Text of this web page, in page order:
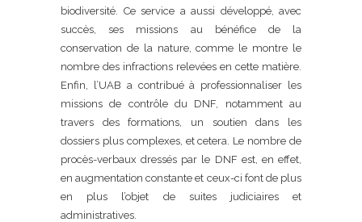
biodiversité. Ce service a aussi développé, avec
succès, ses missions au bénéfice de la
conservation de la nature, comme le montre le
nombre des infractions relevées en cette matière.
Enfin, l’UAB a contribué à professionnaliser les
missions de contrôle du DNF, notamment au
travers des formations, un soutien dans les
dossiers plus complexes, et cetera. Le nombre de
procès-verbaux dressés par le DNF est, en effet,
en augmentation constante et ceux-ci font de plus
en plus l’objet de suites judiciaires et
administratives.